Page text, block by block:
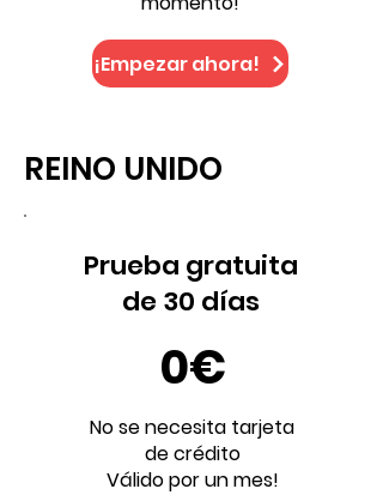
¡Empezar ahora!
REINO UNIDO
Prueba gratuita
de 30 días
0€
No se necesita tarjeta
de crédito
Válido por un mes!